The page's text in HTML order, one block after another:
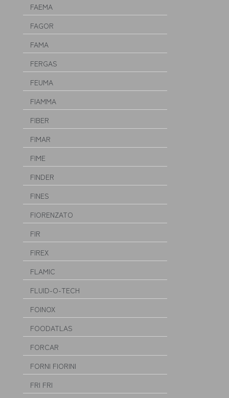
FAEMA
FAGOR
FAMA
FERGAS
FEUMA
FIAMMA
FIBER
FIMAR
FIME
FINDER
FINES
FIORENZATO
FIR
FIREX
FLAMIC
FLUID-O-TECH
FOINOX
FOODATLAS
FORCAR
FORNI FIORINI
FRI FRI